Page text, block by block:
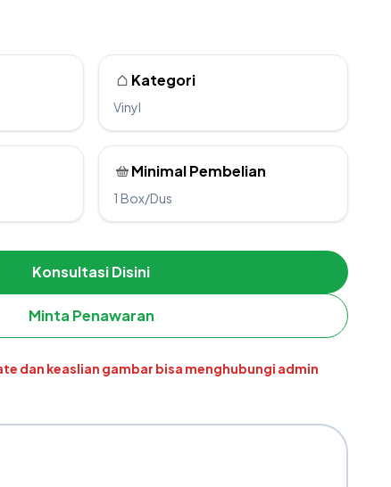
Kategori
Vinyl
Minimal Pembelian
1 Box/Dus
Konsultasi Disini
Minta Penawaran
dan keaslian gambar bisa menghubungi admin